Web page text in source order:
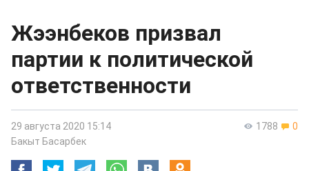
Жээнбеков призвал
партии к политической
ответственности
1788 0
29 августа 2020 15:14
Бакыт Басарбек